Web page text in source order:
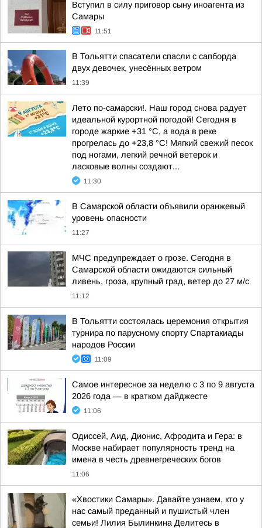
Вступил в силу приговор сыну иноагента из
Самары
11:51
В Тольятти спасатели спасли с сапборда
двух девочек, унесённых ветром
11:39
Лето по-самарски!. Наш город снова радует
идеальной курортной погодой! Сегодня в
городе жаркие +31 °C, а вода в реке
прогрелась до +23,8 °C! Мягкий свежий песок
под ногами, легкий речной ветерок и
ласковые волны создают...
11:30
В Самарской области объявили оранжевый
уровень опасности
11:27
МЧС предупреждает о грозе. Сегодня в
Самарской области ожидаются сильный
ливень, гроза, крупный град, ветер до 27 м/с
11:12
В Тольятти состоялась церемония открытия
турнира по парусному спорту Спартакиады
народов России
11:09
Самое интересное за неделю с 3 по 9 августа
2026 года — в кратком дайджесте
11:06
Одиссей, Аид, Дионис, Афродита и Гера: в
Москве набирает популярность тренд на
имена в честь древнегреческих богов
11:06
«Хвостики Самары». Давайте узнаем, кто у
нас самый преданный и пушистый член
семьи! Лилия Былинкина Делитесь в